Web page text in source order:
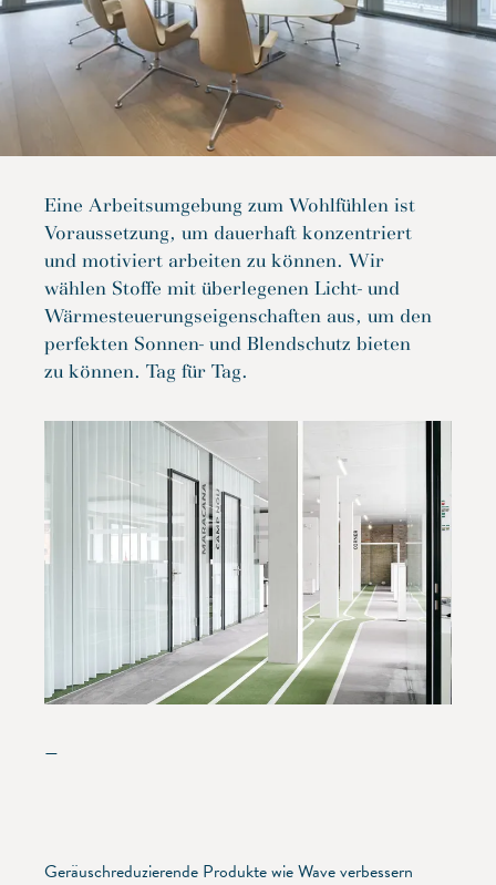
Eine Arbeitsumgebung zum Wohlfühlen ist
Voraussetzung, um dauerhaft konzentriert
und motiviert arbeiten zu können. Wir
wählen Stoffe mit überlegenen Licht- und
Wärmesteuerungseigenschaften aus, um den
perfekten Sonnen- und Blendschutz bieten
zu können. Tag für Tag.
—
Geräuschreduzierende Produkte wie Wave verbessern